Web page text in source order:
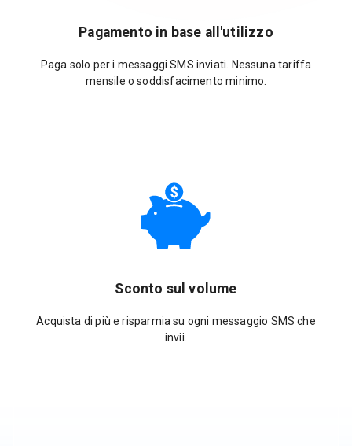
Pagamento in base all'utilizzo
Paga solo per i messaggi SMS inviati. Nessuna tariffa
mensile o soddisfacimento minimo.
Sconto sul volume
Acquista di più e risparmia su ogni messaggio SMS che
invii.